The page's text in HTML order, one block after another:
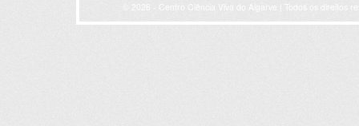
© 2026 - Centro Ciência Viva do Algarve | Todos os direitos